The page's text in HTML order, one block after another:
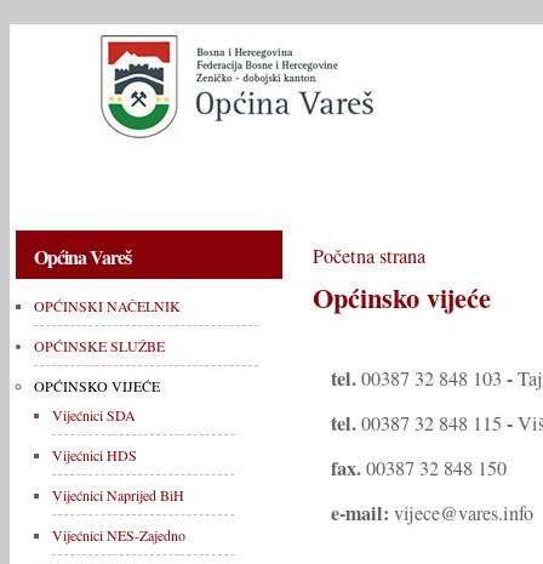
Općina Vareš
OPĆINSKI NAČELNIK
OPĆINSKE SLUŽBE
OPĆINSKO VIJEĆE
Vijećnici SDA
Vijećnici HDS
Vijećnici Naprijed BiH
Vijećnici NES-Zajedno
Početna strana
Općinsko vijeće
tel.00387 32 848 103 -
tel.00387 32 848 115 -
fax.00387 32 848 150
e-mail: vijece@vares.info